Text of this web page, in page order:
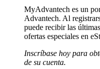
MyAdvantech es un
Advantech. Al
puede recibir las
ofertas especiales en
Inscríbase hoy para
de su cuenta.